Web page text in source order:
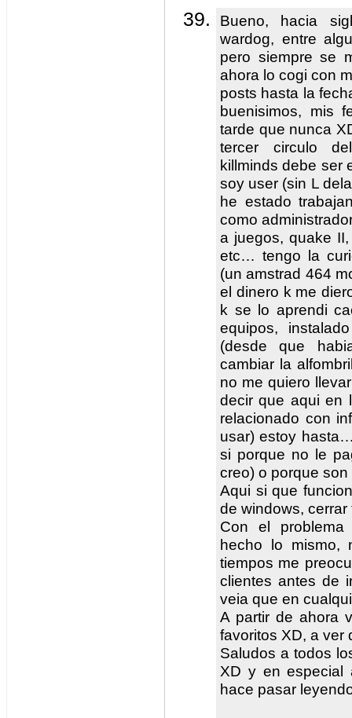
Bueno, hacia
wardog, entre
pero siempre se
ahora lo cogi con
posts hasta la
buenisimos, mis
tarde que nunca
tercer circulo
killminds debe ser
soy user (sin L
he estado
como
a juegos, quake
etc… tengo la
(un amstrad 464
el dinero k me
k se lo aprendi
equipos,
(desde que
cambiar la
no me quiero
decir que aqui en
relacionado con
usar) estoy
si porque no le
creo) o porque
Aqui si que
de windows,
Con el
hecho lo mismo,
tiempos me
clientes antes de
veia que en
A partir de ahora
favoritos XD, a ver
Saludos a todos
XD y en especial
hace pasar